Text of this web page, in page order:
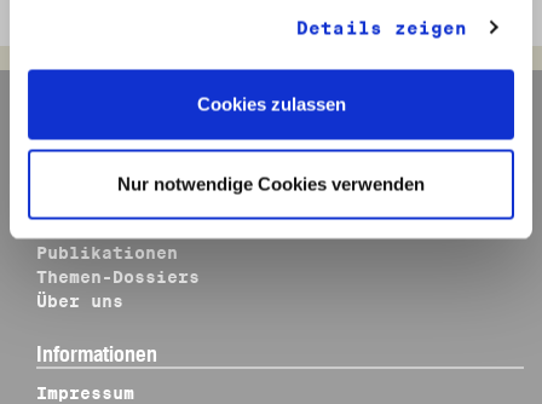
Details zeigen
Cookies zulassen
Nur notwendige Cookies verwenden
Aktuelles
Publikationen
Themen-Dossiers
Über uns
Informationen
Impressum